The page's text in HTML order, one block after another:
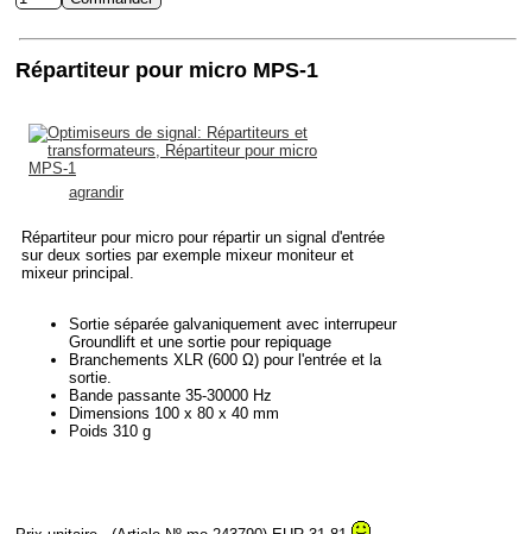
Répartiteur pour micro MPS-1
agrandir
Répartiteur pour micro pour répartir un signal d'entrée
sur deux sorties par exemple mixeur moniteur et
mixeur principal.
Sortie séparée galvaniquement avec interrupeur
Groundlift et une sortie pour repiquage
Branchements XLR (600 Ω) pour l'entrée et la
sortie.
Bande passante 35-30000 Hz
Dimensions 100 x 80 x 40 mm
Poids 310 g